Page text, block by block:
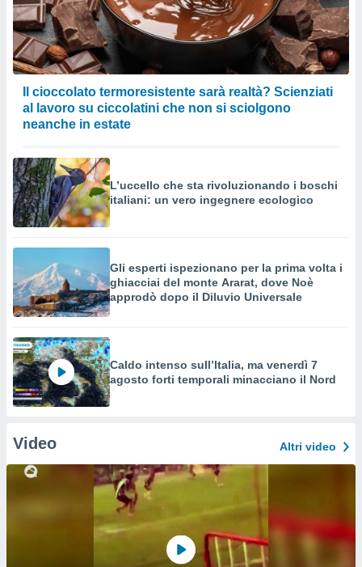
Il cioccolato termoresistente sarà realtà? Scienziati
al lavoro su ciccolatini che non si sciolgono
neanche in estate
L’uccello che sta rivoluzionando i boschi
italiani: un vero ingegnere ecologico
Gli esperti ispezionano per la prima volta i
ghiacciai del monte Ararat, dove Noè
approdò dopo il Diluvio Universale
Caldo intenso sull’Italia, ma venerdì 7
agosto forti temporali minacciano il Nord
Video Altri video